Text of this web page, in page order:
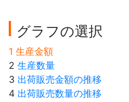
グラフの選択
1 生産金額
2 生産数量
3 出荷販売金額の推移
4 出荷販売数量の推移